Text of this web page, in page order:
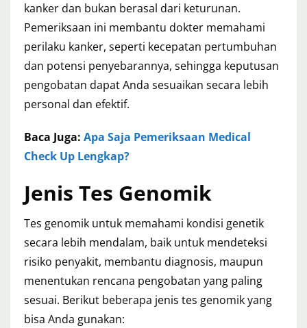
kanker dan bukan berasal dari keturunan.
Pemeriksaan ini membantu dokter memahami
perilaku kanker, seperti kecepatan pertumbuhan
dan potensi penyebarannya, sehingga keputusan
pengobatan dapat Anda sesuaikan secara lebih
personal dan efektif.
Baca Juga: Apa Saja Pemeriksaan Medical
Check Up Lengkap?
Jenis Tes Genomik
Tes genomik untuk memahami kondisi genetik
secara lebih mendalam, baik untuk mendeteksi
risiko penyakit, membantu diagnosis, maupun
menentukan rencana pengobatan yang paling
sesuai. Berikut beberapa jenis tes genomik yang
bisa Anda gunakan: